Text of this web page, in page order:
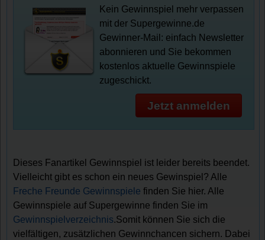
Kein Gewinnspiel mehr verpassen
mit der Supergewinne.de
Gewinner-Mail: einfach Newsletter
abonnieren und Sie bekommen
kostenlos aktuelle Gewinnspiele
zugeschickt.
Jetzt anmelden
Dieses Fanartikel Gewinnspiel ist leider bereits beendet.
Vielleicht gibt es schon ein neues Gewinspiel? Alle
Freche Freunde Gewinnspiele finden Sie hier. Alle
Gewinnspiele auf Supergewinne finden Sie im
Gewinnspielverzeichnis.Somit können Sie sich die
vielfältigen, zusätzlichen Gewinnchancen sichern. Dabei